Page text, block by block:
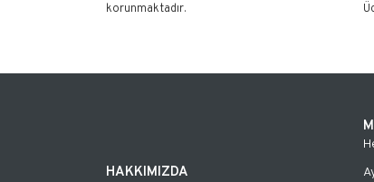
korunmaktadır.
HAKKIMIZDA